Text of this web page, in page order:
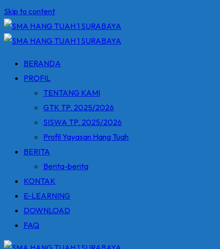
Skip to content
BERANDA
PROFIL
TENTANG KAMI
GTK TP. 2025/2026
SISWA TP. 2025/2026
Profil Yayasan Hang Tuah
BERITA
Berita-berita
KONTAK
E-LEARNING
DOWNLOAD
FAQ